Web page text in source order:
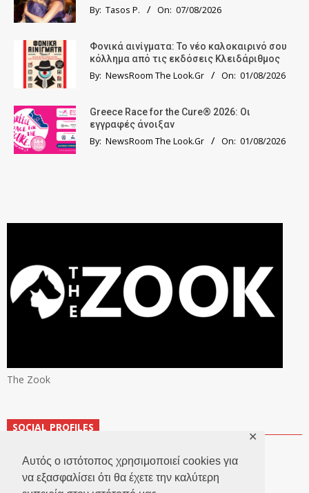
Αυτός ο ιστότοπος χρησιμοποιεί cookies για
να εξασφαλίσει ότι θα έχετε την καλύτερη
✕
By: Tasos P. On: 07/08/2026
Φονικά αινίγματα: Το νέο καλοκαιρινό σου
κόλλημα από τις εκδόσεις Κλειδάριθμος
By: NewsRoom The Look.Gr On: 01/08/2026
Greece Race for the Cure® 2026: Οι
εγγραφές άνοιξαν
By: NewsRoom The Look.Gr On: 01/08/2026
The Zook
SOCIAL PROFILES